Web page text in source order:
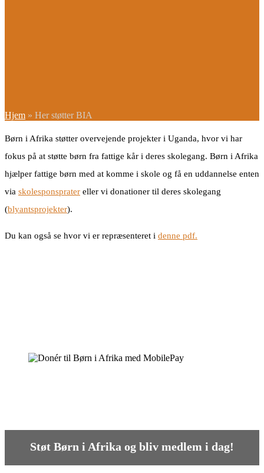
Hjem » Her støtter BIA
Børn i Afrika støtter overvejende projekter i Uganda, hvor vi har
fokus på at støtte børn fra fattige kår i deres skolegang. Børn i Afrika
hjælper fattige børn med at komme i skole og få en uddannelse enten
via skolesponsprater eller vi donationer til deres skolegang
(blyantsprojekter).
Du kan også se hvor vi er repræsenteret i denne pdf.
Støt Børn i Afrika og bliv medlem i dag!
Læs mere her